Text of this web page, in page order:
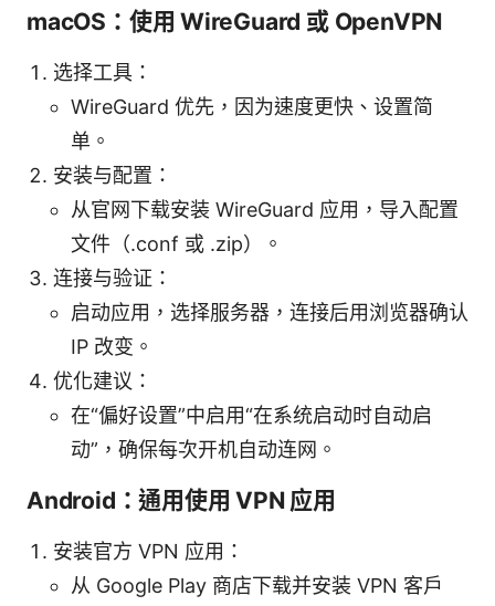
macOS：使用 WireGuard 或 OpenVPN
选择工具：
WireGuard 优先，因为速度更快、设置简
单。
安装与配置：
从官网下载安装 WireGuard 应用，导入配置
文件（.conf 或 .zip）。
连接与验证：
启动应用，选择服务器，连接后用浏览器确认
IP 改变。
优化建议：
在“偏好设置”中启用“在系统启动时自动启
动”，确保每次开机自动连网。
Android：通用使用 VPN 应用
安装官方 VPN 应用：
从 Google Play 商店下载并安装 VPN 客户